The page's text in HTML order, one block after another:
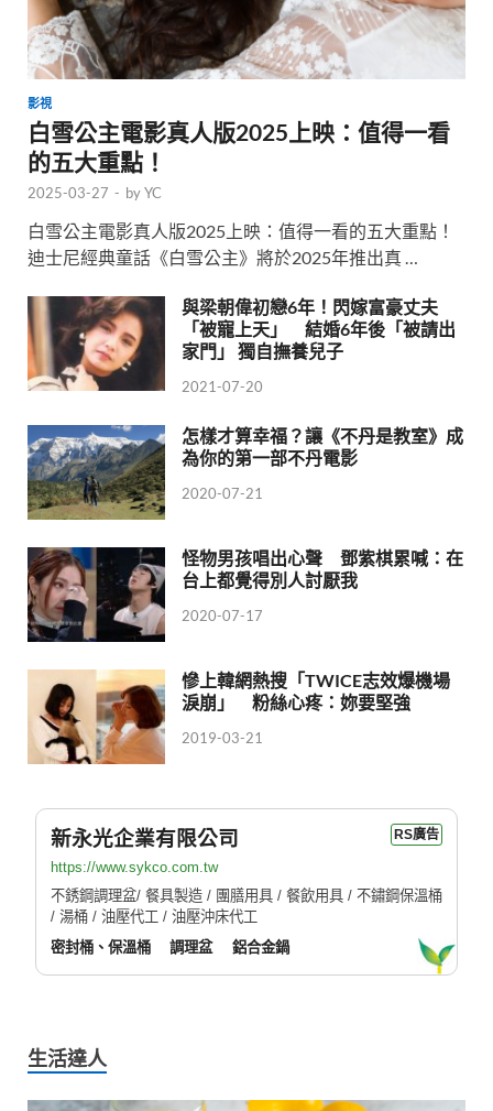
影視
白雪公主電影真人版2025上映：值得一看
的五大重點！
2025-03-27 - byYC
白雪公主電影真人版2025上映：值得一看的五大重點！
迪士尼經典童話《白雪公主》將於2025年推出真 …
與梁朝偉初戀6年！閃嫁富豪丈夫
「被寵上天」 結婚6年後「被請出
家門」 獨自撫養兒子
2021-07-20
怎樣才算幸福？讓《不丹是教室》成
為你的第一部不丹電影
2020-07-21
怪物男孩唱出心聲 鄧紫棋累喊：在
台上都覺得別人討厭我
2020-07-17
慘上韓網熱搜「TWICE志效爆機場
淚崩」 粉絲心疼：妳要堅強
2019-03-21
新永光企業有限公司 RS廣告
https://www.sykco.com.tw
不銹鋼調理盆/ 餐具製造 / 團膳用具 / 餐飲用具 / 不鏽鋼保溫桶
/ 湯桶 / 油壓代工 / 油壓沖床代工
密封桶、保溫桶
調理盆 鋁合金鍋
生活達人